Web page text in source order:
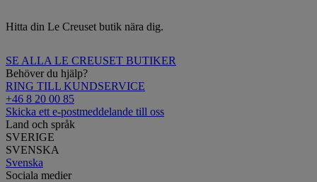
Hitta din Le Creuset butik nära dig.
SE ALLA LE CREUSET BUTIKER
Behöver du hjälp?
RING TILL KUNDSERVICE
+46 8 20 00 85
Skicka ett e-postmeddelande till oss
Land och språk
SVERIGE
SVENSKA
Svenska
Sociala medier